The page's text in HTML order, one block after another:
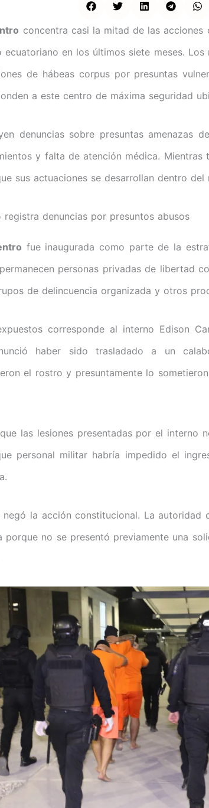
concentra casi la mitad de las
ecuatoriano en los últimos siete meses.
de hábeas corpus por presuntas
a este centro de máxima seguridad
denuncias sobre presuntas amenazas
y falta de atención médica. Mientras
sus actuaciones se desarrollan dentro
registra denuncias por presuntos abusos
fue inaugurada como parte de la
personas privadas de libertad
de delincuencia organizada y otros
corresponde al interno Edison
haber sido trasladado a un
el rostro y presuntamente lo
las lesiones presentadas por el interno
personal militar habría impedido el
negó la acción constitucional. La autoridad
porque no se presentó previamente una